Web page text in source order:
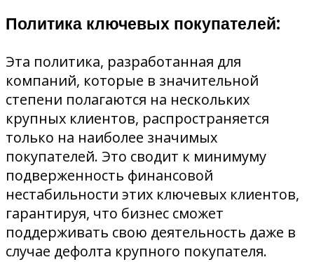
Политика ключевых покупателей:
Эта политика, разработанная для
компаний, которые в значительной
степени полагаются на нескольких
крупных клиентов, распространяется
только на наиболее значимых
покупателей. Это сводит к минимуму
подверженность финансовой
нестабильности этих ключевых клиентов,
гарантируя, что бизнес сможет
поддерживать свою деятельность даже в
случае дефолта крупного покупателя.